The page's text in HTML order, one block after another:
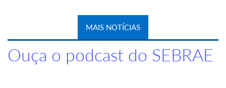
MAIS NOTÍCIAS
Ouça o podcast do SEBRAE